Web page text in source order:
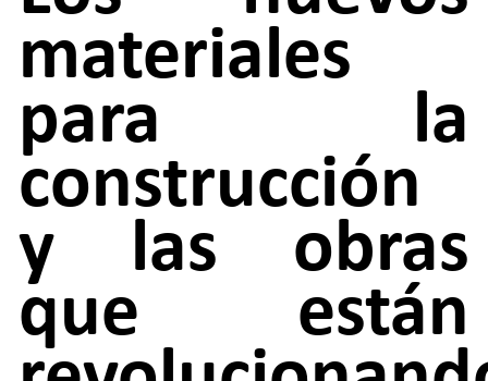
materiales
para la
construcción
y las obras
que están